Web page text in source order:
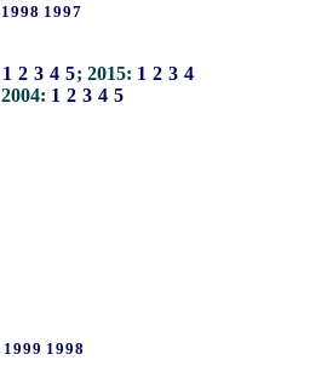
1998 1997
1 2 3 4 5; 2015: 1 2 3 4
2004: 1 2 3 4 5
1999 1998